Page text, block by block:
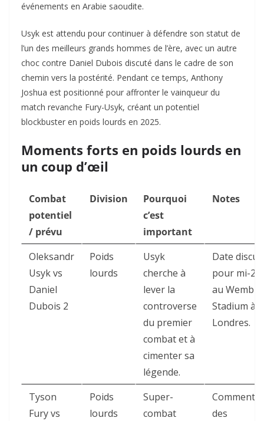
événements en Arabie saoudite.
Usyk est attendu pour continuer à défendre son statut de
l’un des meilleurs grands hommes de l’ère, avec un autre
choc contre Daniel Dubois discuté dans le cadre de son
chemin vers la postérité. Pendant ce temps, Anthony
Joshua est positionné pour affronter le vainqueur du
match revanche Fury-Usyk, créant un potentiel
blockbuster en poids lourds en 2025.
Moments forts en poids lourds en
un coup d’œil
Combat
potentiel
/ prévu
Division
Pourquoi
c’est
important
Notes
Oleksandr
Usyk vs
Daniel
Dubois 2
Poids
lourds
Usyk
cherche à
lever la
controverse
du premier
combat et à
cimenter sa
légende.
Date
pour mi-
au
Stadium à
Londres.
Tyson
Fury vs
Poids
lourds
Super-
combat
des